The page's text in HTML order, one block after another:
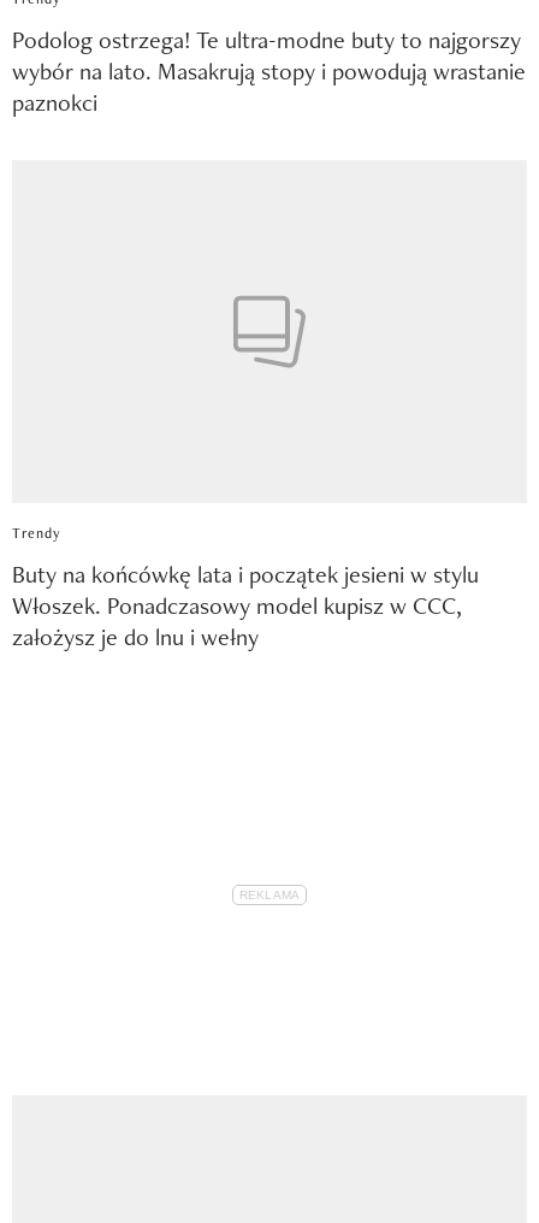
Podolog ostrzega! Te ultra-modne buty to najgorszy
wybór na lato. Masakrują stopy i powodują wrastanie
paznokci
Trendy
Buty na końcówkę lata i początek jesieni w stylu
Włoszek. Ponadczasowy model kupisz w CCC,
założysz je do lnu i wełny